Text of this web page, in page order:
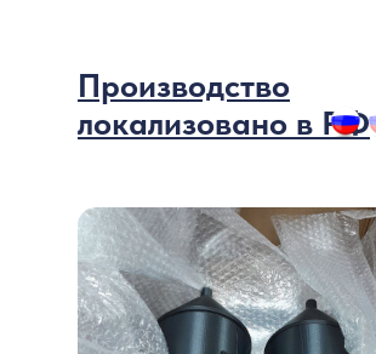
Производство
локализовано в РФ